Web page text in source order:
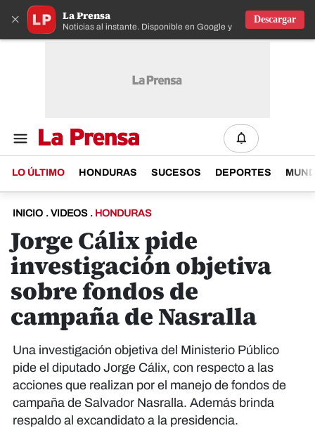
× La Prensa
Noticias al instante. Disponible en Google y IOS
Descargar
LO ÚLTIMO HONDURAS SUCESOS DEPORTES
INICIO . VIDEOS . HONDURAS
Jorge Cálix pide
investigación objetiva
sobre fondos de
campaña de Nasralla
Una investigación objetiva del Ministerio Público
pide el diputado Jorge Cálix, con respecto a las
acciones que realizan por el manejo de fondos de
campaña de Salvador Nasralla. Además brinda
respaldo al excandidato a la presidencia.